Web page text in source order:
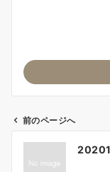
前のページへ